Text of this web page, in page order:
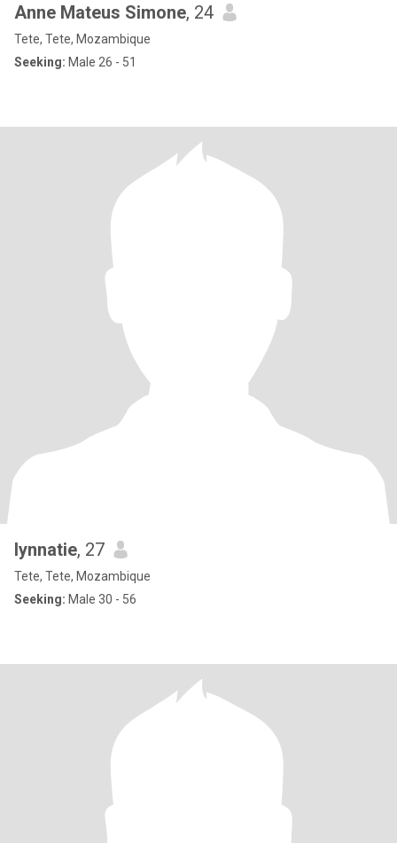
Anne Mateus Simone, 24
Tete, Tete, Mozambique
Seeking: Male 26 - 51
lynnatie, 27
Tete, Tete, Mozambique
Seeking: Male 30 - 56